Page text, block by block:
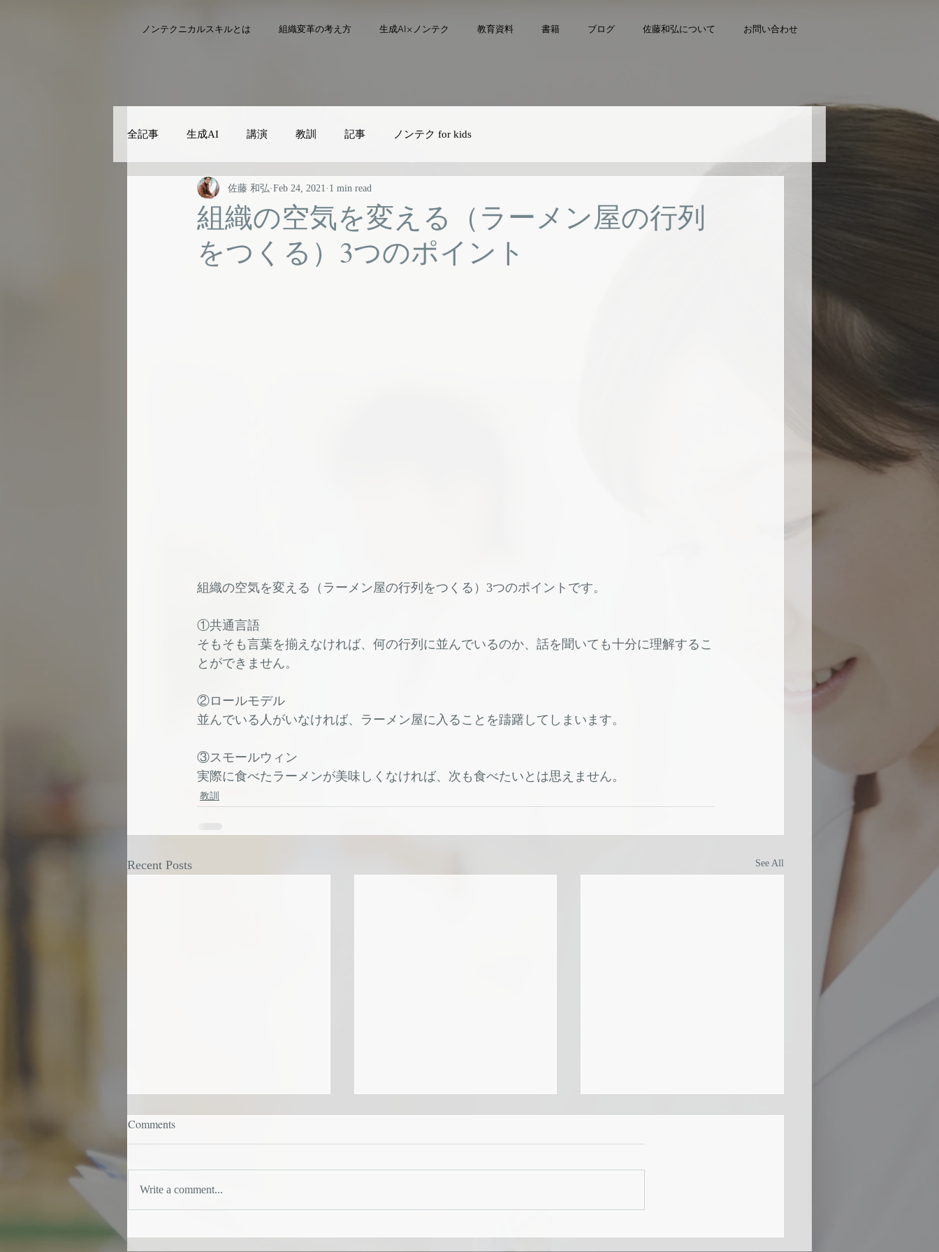
ノンテクニカルスキルとは 組織変革の考え方 生成AI×ノンテク 教育資料 書籍 ブログ 佐藤和弘について お問い合わせ
全記事 生成AI 講演 教訓 記事 ノンテク for kids
組織の空気を変える（ラーメン屋の行列
をつくる）3つのポイント
佐藤 和弘 Feb 24, 2021 1 min read
組織の空気を変える（ラーメン屋の行列をつくる）3つのポイントです。
①共通言語
そもそも言葉を揃えなければ、何の行列に並んでいるのか、話を聞いても十分に理解するこ
とができません。
②ロールモデル
並んでいる人がいなければ、ラーメン屋に入ることを躊躇してしまいます。
③スモールウィン
実際に食べたラーメンが美味しくなければ、次も食べたいとは思えません。
教訓
Recent Posts See All
Comments
Write a comment...